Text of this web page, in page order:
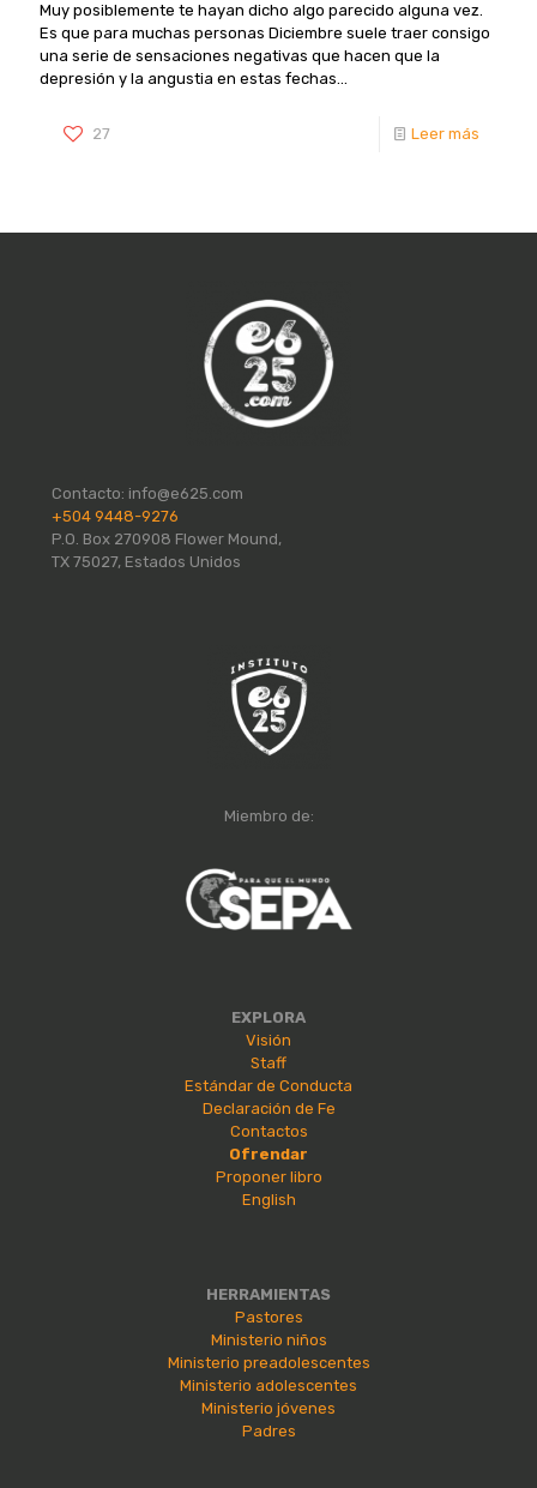
Muy posiblemente te hayan dicho algo parecido alguna vez.
Es que para muchas personas Diciembre suele traer consigo
una serie de sensaciones negativas que hacen que la
depresión y la angustia en estas fechas...
27 Leer más
Contacto: info@e625.com
+504 9448-9276
P.O. Box 270908 Flower Mound,
TX 75027, Estados Unidos
Miembro de:
EXPLORA
Visión
Staff
Estándar de Conducta
Declaración de Fe
Contactos
Ofrendar
Proponer libro
English
HERRAMIENTAS
Pastores
Ministerio niños
Ministerio preadolescentes
Ministerio adolescentes
Ministerio jóvenes
Padres